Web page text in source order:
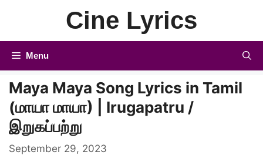
Cine Lyrics
Menu
Maya Maya Song Lyrics in Tamil
(மாயா மாயா) | Irugapatru /
இறுகப்பற்று
September 29, 2023